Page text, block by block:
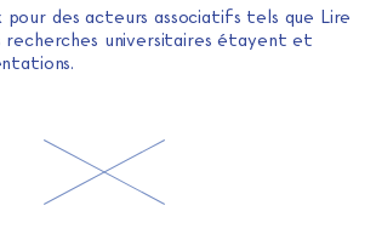
des acteurs associatifs tels que Lire
recherches universitaires étayent et